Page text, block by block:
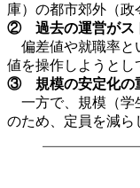
庫）の都市郊外（政
② 過去の運営がス
偏差値や就職率と
値を操作しようとし
③ 規模の安定化の
一方で、規模（学
のため、定員を減ら